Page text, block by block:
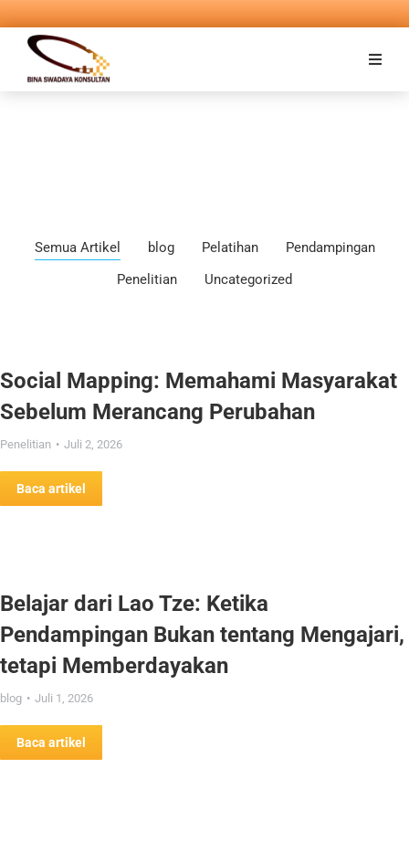
Semua Artikel blog Pelatihan
Pendampingan
Penelitian
Uncategorized
Social Mapping: Memahami Masyarakat
Sebelum Merancang Perubahan
Penelitian Juli 2, 2026
Baca artikel
Belajar dari Lao Tze: Ketika
Pendampingan Bukan tentang Mengajari,
tetapi Memberdayakan
blog Juli 1, 2026
Baca artikel